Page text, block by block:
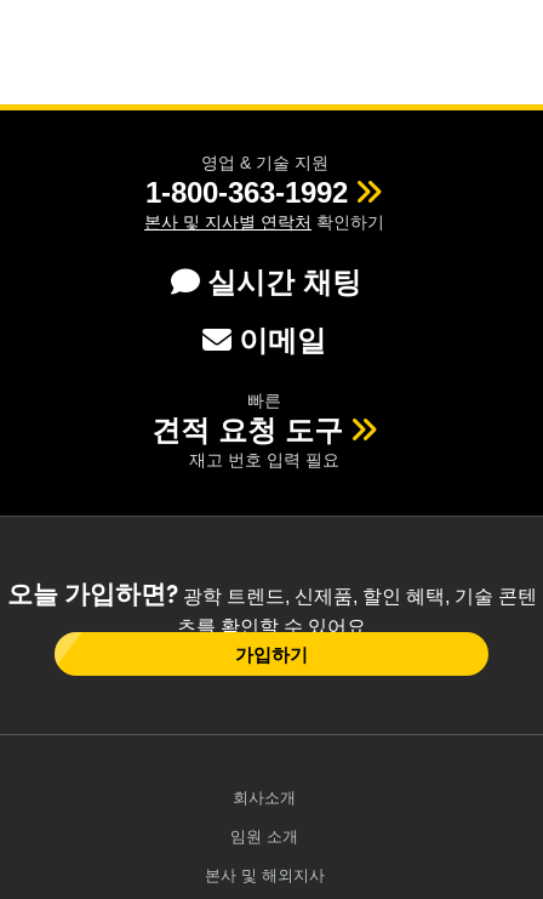
영업 & 기술 지원
1-800-363-1992
본사 및 지사별 연락처 확인하기
실시간 채팅
이메일
빠른
견적 요청 도구
재고 번호 입력 필요
오늘 가입하면?광학 트렌드, 신제품, 할인 혜택, 기술 콘텐
츠를 확인할 수 있어요
가입하기
회사소개
임원 소개
본사 및 해외지사